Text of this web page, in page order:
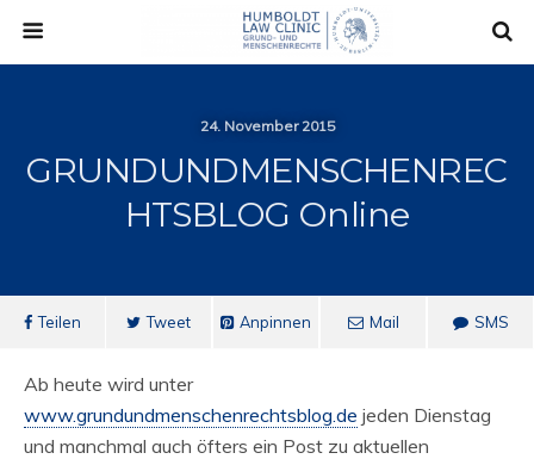
24. November 2015
GRUNDUNDMENSCHENREC
HTSBLOG Online
Teilen Tweet Anpinnen Mail SMS
Ab heute wird unter
www.grundundmenschenrechtsblog.de jeden Dienstag
und manchmal auch öfters ein Post zu aktuellen